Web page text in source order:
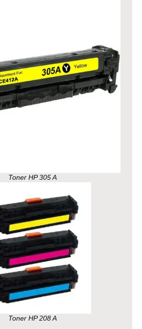
Toner HP 305 A
Toner HP 208 A